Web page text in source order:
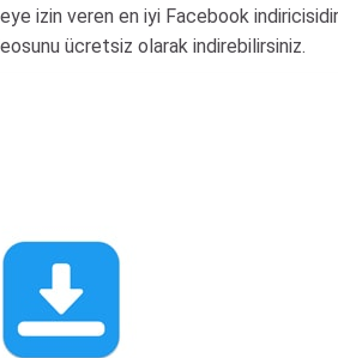
izin veren en iyi Facebook
ücretsiz olarak indirebilirsiniz.